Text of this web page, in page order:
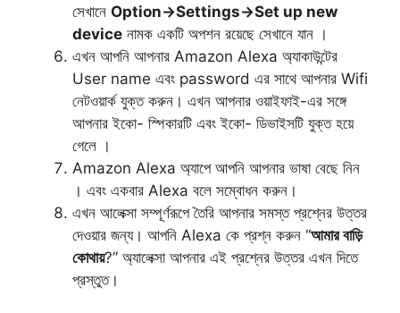
সেখানে Option→Settings→Set up new
device নামক একটি অপশন রয়েছে সেখানে যান ।
এখন আপনি আপনার Amazon Alexa অ্যাকাউন্টের
User name এবং password এর সাথে আপনার Wifi
নেটওয়ার্ক যুক্ত করুন। এখন আপনার ওয়াইফাই-এর সঙ্গে
আপনার ইকো- স্পিকারটি এবং ইকো- ডিভাইসটি যুক্ত হয়ে
গেলে ।
Amazon Alexa অ্যাপে আপনি আপনার ভাষা বেছে নিন
। এবং একবার Alexa বলে সম্বোধন করুন।
এখন আলেক্সা সম্পূর্ণরূপে তৈরি আপনার সমস্ত প্রশ্নের উত্তর
দেওয়ার জন্য। আপনি Alexa কে প্রশ্ন করুন “আমার বাড়ি
কোথায়?” অ্যালেক্সা আপনার এই প্রশ্নের উত্তর এখন দিতে
প্রস্তুত।